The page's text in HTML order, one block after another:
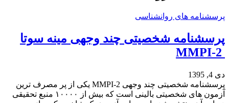
پرسشنامه های روانشناسی
پرسشنامه شخصیتی چند وجهی مینه سوتا
دی 4, 1395
پرسشنامه شخصیتی چند وجهی MMPI-2 یکی از پر مصرف ترین
آزمون های شخصیتی بالینی است که بیش از ۱۰۰۰۰ منبع تحقیقی